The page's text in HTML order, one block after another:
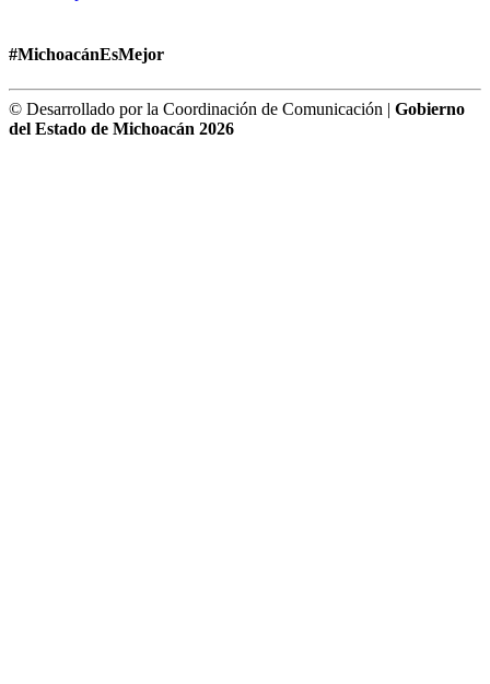
#MichoacánEsMejor
© Desarrollado por la Coordinación de Comunicación | Gobierno
del Estado de Michoacán 2026